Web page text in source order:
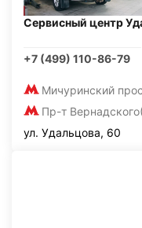
Сервисный центр
+7 (499) 110-86-79
Мичуринский
Пр-т Вернадского
ул. Удальцова, 60